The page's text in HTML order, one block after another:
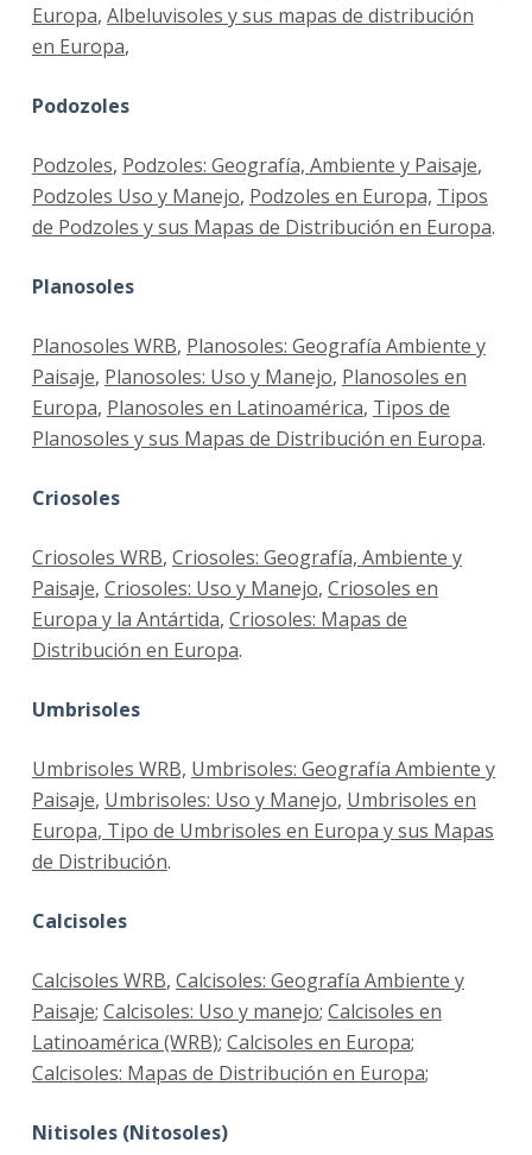
Europa, Albeluvisoles y sus mapas de distribución
en Europa,
Podozoles
Podzoles, Podzoles: Geografía, Ambiente y Paisaje,
Podzoles Uso y Manejo, Podzoles en Europa, Tipos
de Podzoles y sus Mapas de Distribución en Europa.
Planosoles
Planosoles WRB, Planosoles: Geografía Ambiente y
Paisaje, Planosoles: Uso y Manejo, Planosoles en
Europa, Planosoles en Latinoamérica, Tipos de
Planosoles y sus Mapas de Distribución en Europa.
Criosoles
Criosoles WRB, Criosoles: Geografía, Ambiente y
Paisaje, Criosoles: Uso y Manejo, Criosoles en
Europa y la Antártida, Criosoles: Mapas de
Distribución en Europa.
Umbrisoles
Umbrisoles WRB, Umbrisoles: Geografía Ambiente y
Paisaje, Umbrisoles: Uso y Manejo, Umbrisoles en
Europa, Tipo de Umbrisoles en Europa y sus Mapas
de Distribución.
Calcisoles
Calcisoles WRB, Calcisoles: Geografía Ambiente y
Paisaje; Calcisoles: Uso y manejo; Calcisoles en
Latinoamérica (WRB); Calcisoles en Europa;
Calcisoles: Mapas de Distribución en Europa;
Nitisoles (Nitosoles)